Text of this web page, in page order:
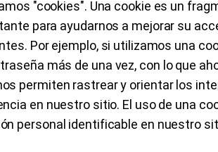
"cookies". Una cookie es un
para ayudarnos a mejorar su
Por ejemplo, si utilizamos una
más de una vez, con lo que
permiten rastrear y orientar los
en nuestro sitio. El uso de una
personal identificable en nuestro